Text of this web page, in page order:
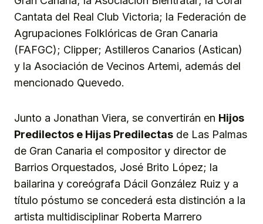
Cantata del Real Club Victoria; la Federación de
Agrupaciones Folklóricas de Gran Canaria
(FAFGC); Clipper; Astilleros Canarios (Astican)
y la Asociación de Vecinos Artemi, además del
mencionado Quevedo.
Junto a Jonathan Viera, se convertirán en Hijos
Predilectos e Hijas Predilectas de Las Palmas
de Gran Canaria el compositor y director de
Barrios Orquestados, José Brito López; la
bailarina y coreógrafa Dácil González Ruiz y a
título póstumo se concederá esta distinción a la
artista multidisciplinar Roberta Marrero